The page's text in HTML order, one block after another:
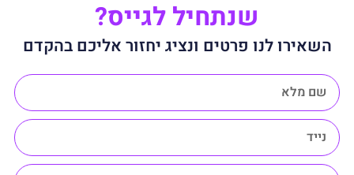
שנתחיל לגייס?
השאירו לנו פרטים ונציג יחזור אליכם בהקדם